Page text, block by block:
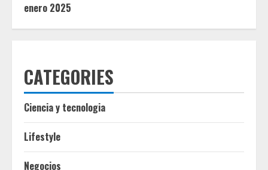
enero 2025
CATEGORIES
Ciencia y tecnologia
Lifestyle
Negocios